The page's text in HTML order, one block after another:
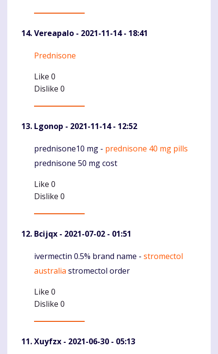
Vereapalo - 2021-11-14 - 18:41
Komentaras
Prednisone
Like 0
Dislike 0
Lgonop - 2021-11-14 - 12:52
Komentaras
prednisone10 mg - prednisone 40 mg pills
prednisone 50 mg cost
Like 0
Dislike 0
Bcijqx - 2021-07-02 - 01:51
Komentaras
ivermectin 0.5% brand name - stromectol
australia stromectol order
Like 0
Dislike 0
Xuyfzx - 2021-06-30 - 05:13